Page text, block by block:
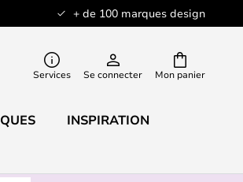
+ de 100 marques design
Mon panier
Services Se connecter
INSPIRATION